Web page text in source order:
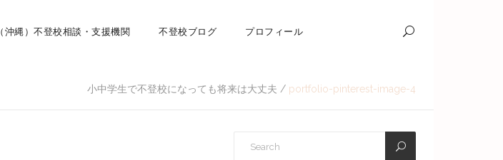
（沖縄）不登校相談・支援機関 不登校ブログ プロフィール
小中学生で不登校になっても将来は大丈夫 / portfolio-pinterest-image-4